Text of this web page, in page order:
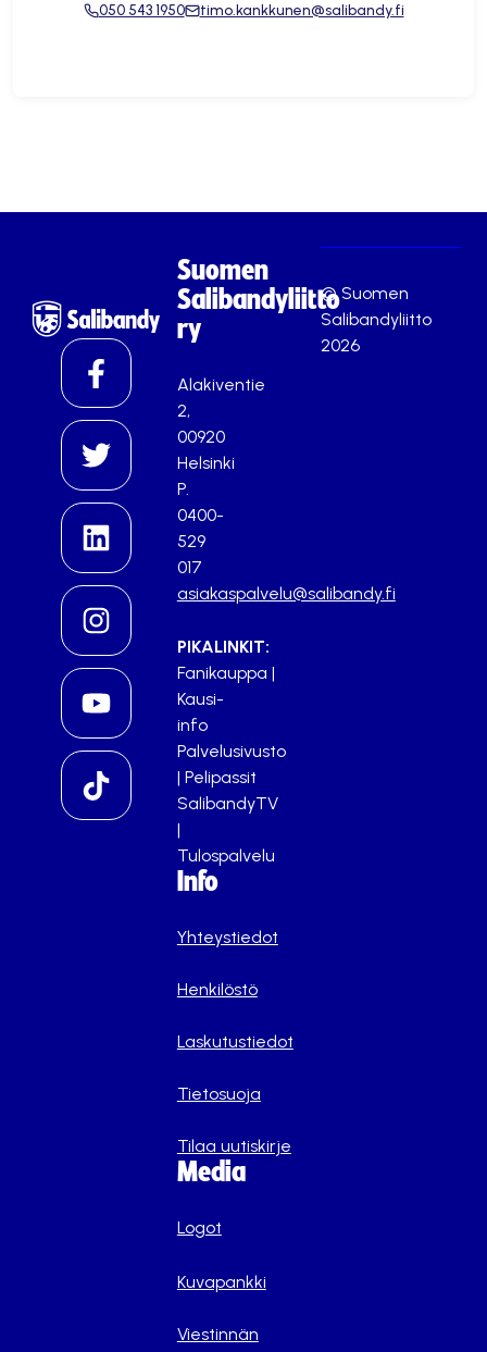
050 543 1950 timo.kankkunen@salibandy.fi
Suomen
Salibandyliitto
ry
Alakiventie
2,
00920
Helsinki
P.
0400-
529
017
asiakaspalvelu@salibandy.fi
PIKALINKIT:
Fanikauppa |
Kausi-
info
Palvelusivusto
| Pelipassit
SalibandyTV
|
Tulospalvelu
Info
Yhteystiedot
Henkilöstö
Laskutustiedot
Tietosuoja
Tilaa uutiskirje
Media
Logot
Kuvapankki
Viestinnän
© Suomen
Salibandyliitto
2026